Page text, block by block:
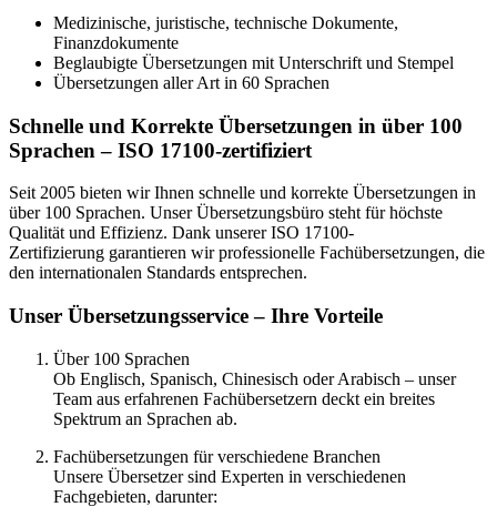
Medizinische, juristische, technische Dokumente,
Finanzdokumente
Beglaubigte Übersetzungen mit Unterschrift und Stempel
Übersetzungen aller Art in 60 Sprachen
Schnelle und Korrekte Übersetzungen in über 100
Sprachen – ISO 17100-zertifiziert
Seit 2005 bieten wir Ihnen schnelle und korrekte Übersetzungen in
über 100 Sprachen. Unser Übersetzungsbüro steht für höchste
Qualität und Effizienz. Dank unserer ISO 17100-
Zertifizierung garantieren wir professionelle Fachübersetzungen, die
den internationalen Standards entsprechen.
Unser Übersetzungsservice – Ihre Vorteile
Über 100 Sprachen
Ob Englisch, Spanisch, Chinesisch oder Arabisch – unser
Team aus erfahrenen Fachübersetzern deckt ein breites
Spektrum an Sprachen ab.
Fachübersetzungen für verschiedene Branchen
Unsere Übersetzer sind Experten in verschiedenen
Fachgebieten, darunter: